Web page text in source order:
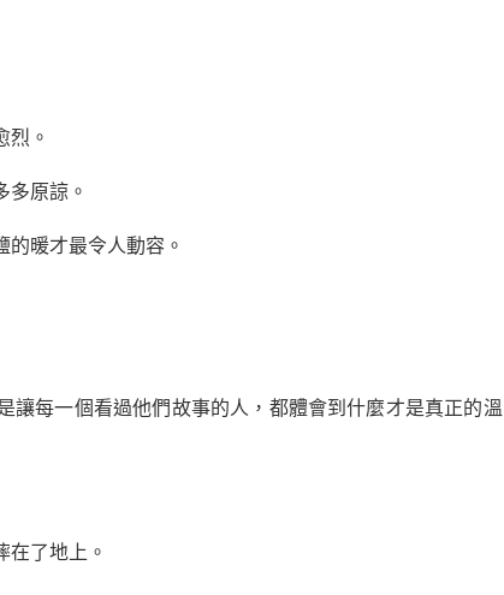
烈。
多原諒。
暖才最令人動容。
讓每一個看過他們故事的人，都體會到什麼才是真正的
在了地上。